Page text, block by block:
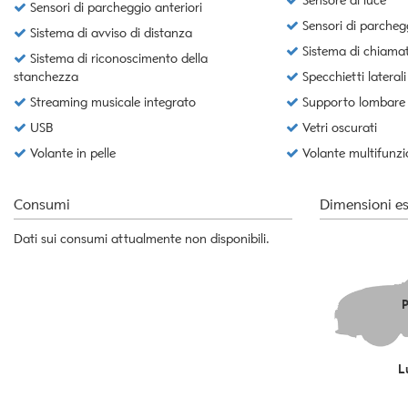
Sensori di parcheggio anteriori
Sistema di avviso di distanza
Sistema di riconoscimento della
stanchezza
Streaming musicale integrato
USB
Volante in pelle
Sensori di
Sistema di
Specchietti
Supporto lombare
Vetri oscurati
Volante
Consumi
Dati sui consumi attualmente non disponibili.
Dimensioni
Cookie necessari
Cookie delle preferenze
Cookie analitici